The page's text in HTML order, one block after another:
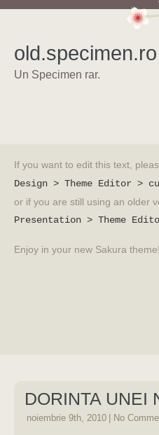
old.specimen.ro
Un Specimen rar.
If you want to edit this text,
Design > Theme Editor >
or if you are still using an older
Presentation > Theme
Enjoy in your new Sakura
DORINTA UNEI
noiembrie 9th, 2010 No